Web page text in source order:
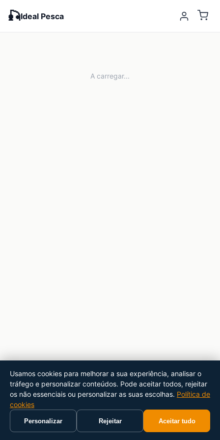
🎣Ideal Pesca
A carregar...
Usamos cookies para melhorar a sua experiência, analisar o
tráfego e personalizar conteúdos. Pode aceitar todos, rejeitar
os não essenciais ou personalizar as suas escolhas. Política de
cookies
Personalizar Rejeitar Aceitar tudo